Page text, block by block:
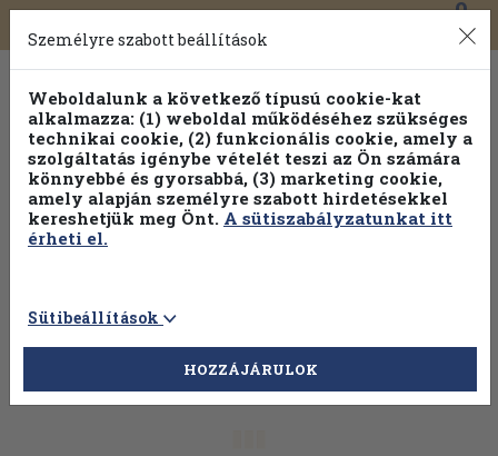
Toggle
navigation
0
Válogasson több mint 30 000 kötet közül
Hobbi témakörökben20% kedvezménnyel!
Személyre szabott beállítások
Weboldalunk a következő típusú cookie-kat
alkalmazza: (1) weboldal működéséhez szükséges
technikai cookie, (2) funkcionális cookie, amely a
szolgáltatás igénybe vételét teszi az Ön számára
könnyebbé és gyorsabbá, (3) marketing cookie,
amely alapján személyre szabott hirdetésekkel
kereshetjük meg Önt. A sütiszabályzatunkat itt
érheti el.
Sütibeállítások
HOZZÁJÁRULOK